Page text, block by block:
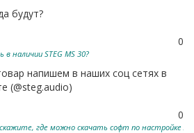
будут?
0
наличии STEG MS 30?
напишем в наших соц сетях в
(@steg.audio)
0
где можно скачать софт по настройке